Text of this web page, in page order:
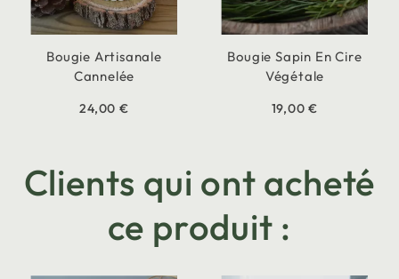
Bougie Artisanale
Cannelée
24,00 €
Bougie Sapin En Cire
Végétale
19,00 €
Clients qui ont acheté
ce produit :